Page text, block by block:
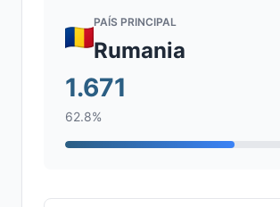
PAÍS PRINCIPAL
Rumania
1.671
62.8%